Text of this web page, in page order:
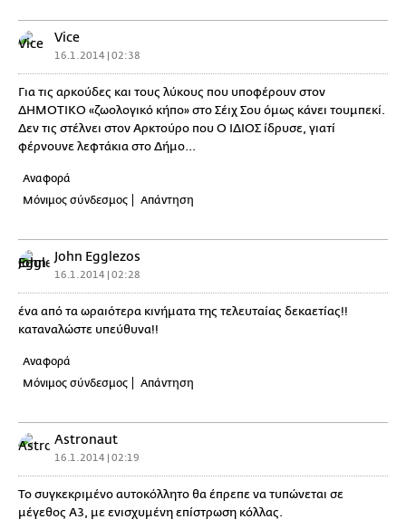
Vice
16.1.2014 | 02:38
Για τις αρκούδες και τους λύκους που υποφέρουν στον
ΔΗΜΟΤΙΚΟ «ζωολογικό κήπο» στο Σέιχ Σου όμως κάνει τουμπεκί.
Δεν τις στέλνει στον Αρκτούρο που Ο ΙΔΙΟΣ ίδρυσε, γιατί
φέρνουνε λεφτάκια στο Δήμο...
Αναφορά
Μόνιμος σύνδεσμος
Απάντηση
John Egglezos
16.1.2014 | 02:28
ένα από τα ωραιότερα κινήματα της τελευταίας δεκαετίας!!
καταναλώστε υπεύθυνα!!
Αναφορά
Μόνιμος σύνδεσμος
Απάντηση
Astronaut
16.1.2014 | 02:19
Το συγκεκριμένο αυτοκόλλητο θα έπρεπε να τυπώνεται σε
μέγεθος Α3, με ενισχυμένη επίστρωση κόλλας.